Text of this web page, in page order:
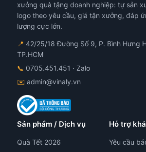
xưởng quà tặng doanh nghiệp: tự sản
logo theo yêu cầu, giá tận xưởng, đáp
lượng cực lớn.
📍 42/25/18 Đường Số 9, P. Bình Hưng
TP.HCM
📞 0705.451.451 · Zalo
✉️ admin@vinaly.vn
Sản phẩm / Dịch vụ
Quà Tết 2026
Hỗ trợ
Yêu cầu